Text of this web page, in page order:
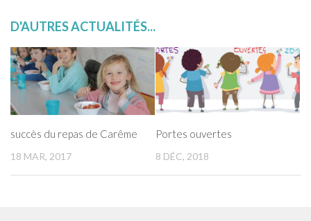
Les associations
L’APEL
L’OGEC
Les petits sportifs
Téléchargements
D'AUTRES ACTUALITÉS...
succès du repas de Carême
18 MAR, 2017
Portes ouvertes
8 DÉC, 2018